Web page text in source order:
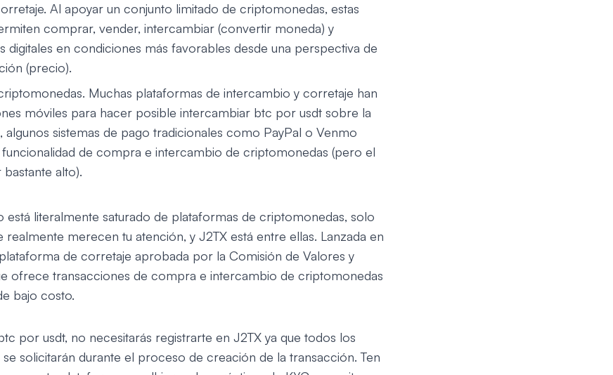
Al apoyar un conjunto limitado de criptomonedas, estas
comprar, vender, intercambiar (convertir moneda) y
digitales en condiciones más favorables desde una perspectiva de
(precio).
Muchas plataformas de intercambio y corretaje han
móviles para hacer posible intercambiar btc por usdt sobre la
algunos sistemas de pago tradicionales como PayPal o Venmo
de compra e intercambio de criptomonedas (pero el
alto).
está literalmente saturado de plataformas de criptomonedas, solo
realmente merecen tu atención, y J2TX está entre ellas. Lanzada en
de corretaje aprobada por la Comisión de Valores y
ofrece transacciones de compra e intercambio de criptomonedas
bajo costo.
por usdt, no necesitarás registrarte en J2TX ya que todos los
solicitarán durante el proceso de creación de la transacción. Ten